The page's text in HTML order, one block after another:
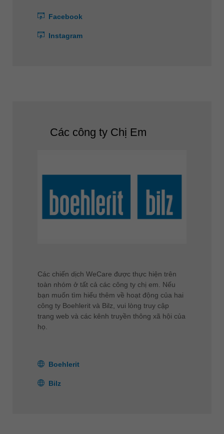
Facebook
Instagram
Các công ty Chị Em
Các chiến dịch WeCare được thực hiện trên
toàn nhóm ở tất cả các công ty chị em. Nếu
bạn muốn tìm hiểu thêm về hoạt động của hai
công ty Boehlerit và Bilz, vui lòng truy cập
trang web và các kênh truyền thông xã hội của
họ.
Boehlerit
Bilz